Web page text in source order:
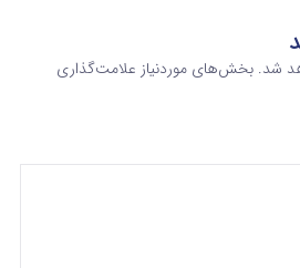
شد. بخش‌های موردنیاز علامت‌گذاری